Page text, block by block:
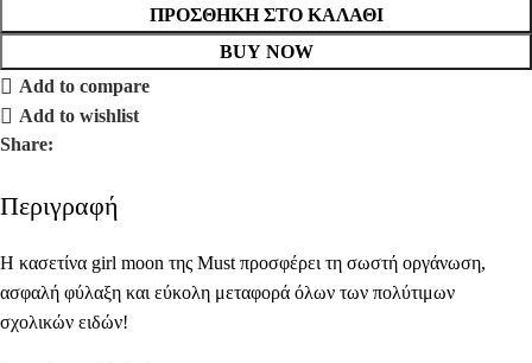
ΠΡΟΣΘΉΚΗ ΣΤΟ ΚΑΛΆΘΙ
BUY NOW
Add to compare
Add to wishlist
Share:
Περιγραφή
Η κασετίνα girl moon της Must προσφέρει τη σωστή οργάνωση,
ασφαλή φύλαξη και εύκολη μεταφορά όλων των πολύτιμων
σχολικών ειδών!